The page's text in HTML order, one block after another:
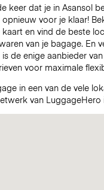
keer dat je in Asansol
voor je klaar!
en vind de beste
van je bagage. En
de enige aanbieder
voor maximale
in een van de vele
van LuggageHero